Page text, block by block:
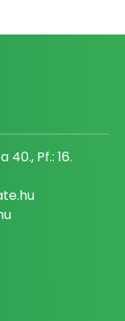
Pf.: 16.